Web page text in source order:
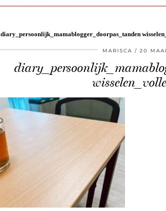
diary_persoonlijk_mamablogger_doorpas_tanden
MARISCA 20
wisselen_volle